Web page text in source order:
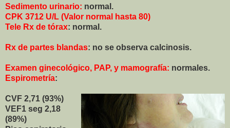
Sedimento urinario: normal.
CPK 3712 U/L (Valor normal hasta 80)
Tele Rx de tórax: normal.
Rx de partes blandas: no se observa calcinosis.
Examen ginecológico, PAP, y mamografía: normales.
Espirometría:
CVF 2,71 (93%)
VEF1 seg 2,18
(89%)